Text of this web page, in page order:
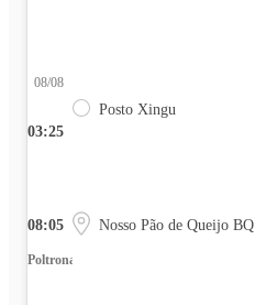
03:25
08/08
Posto Xingu
08:05 Nosso Pão de Queijo BQ
Poltrona